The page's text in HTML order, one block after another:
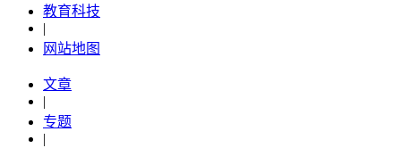
教育科技
|
网站地图
文章
|
专题
|